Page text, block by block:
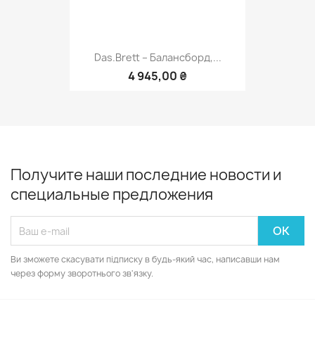
Das.Brett – Балансборд,...
4 945,00 ₴
Получите наши последние новости и
специальные предложения
Ви зможете скасувати підписку в будь-який час, написавши нам
через форму зворотнього зв'язку.